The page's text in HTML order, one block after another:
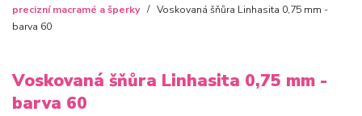
precizní macramé a šperky
Voskovaná šňůra Linhasita 0,75 mm -
barva 60
Voskovaná šňůra Linhasita 0,75 mm -
barva 60